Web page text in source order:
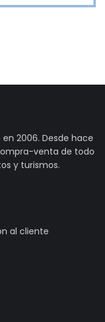
2006. Desde hace
venta de todo
y turismos.
al cliente